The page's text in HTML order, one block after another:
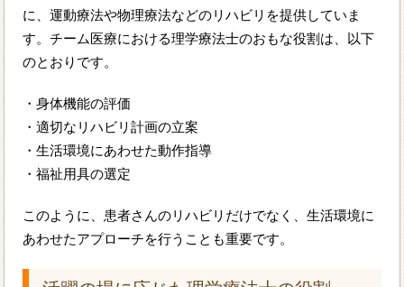
に、運動療法や物理療法などのリハビリを提供していま
す。チーム医療における理学療法士のおもな役割は、以下
のとおりです。
・身体機能の評価
・適切なリハビリ計画の立案
・生活環境にあわせた動作指導
・福祉用具の選定
このように、患者さんのリハビリだけでなく、生活環境に
あわせたアプローチを行うことも重要です。